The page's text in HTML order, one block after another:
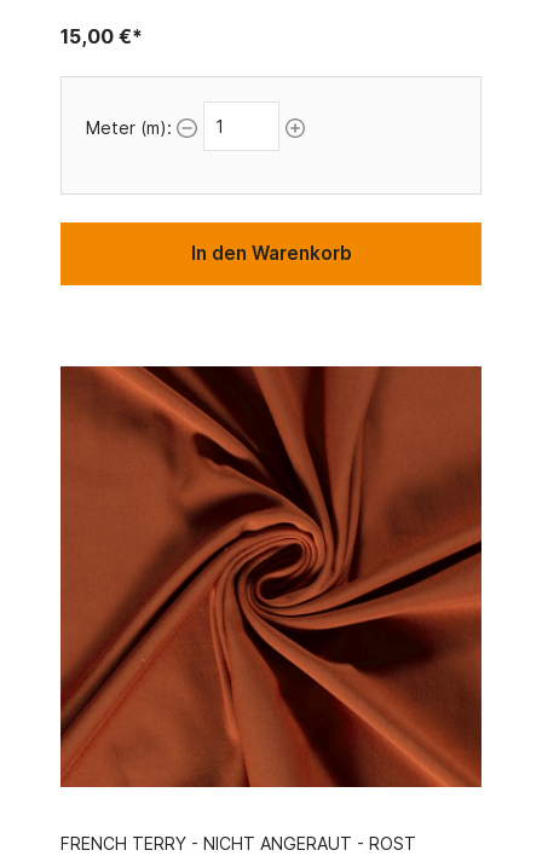
15,00 €*
Meter (m):
In den Warenkorb
FRENCH TERRY - NICHT ANGERAUT - ROST